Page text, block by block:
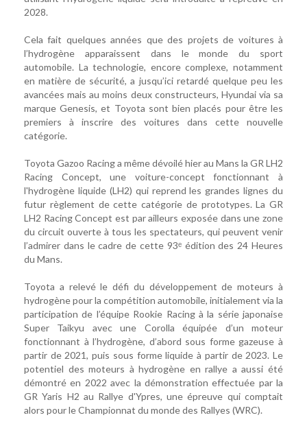
2028.
Cela fait quelques années que des projets de voitures à
l’hydrogène apparaissent dans le monde du sport
automobile. La technologie, encore complexe, notamment
en matière de sécurité, a jusqu’ici retardé quelque peu les
avancées mais au moins deux constructeurs, Hyundai via sa
marque Genesis, et Toyota sont bien placés pour être les
premiers à inscrire des voitures dans cette nouvelle
catégorie.
Toyota Gazoo Racing a même dévoilé hier au Mans la GR LH2
Racing Concept, une voiture-concept fonctionnant à
l'hydrogène liquide (LH2) qui reprend les grandes lignes du
futur règlement de cette catégorie de prototypes. La GR
LH2 Racing Concept est par ailleurs exposée dans une zone
du circuit ouverte à tous les spectateurs, qui peuvent venir
l’admirer dans le cadre de cette 93ᵉ édition des 24 Heures
du Mans.
Toyota a relevé le défi du développement de moteurs à
hydrogène pour la compétition automobile, initialement via la
participation de l’équipe Rookie Racing à la série japonaise
Super Taikyu avec une Corolla équipée d’un moteur
fonctionnant à l’hydrogène, d’abord sous forme gazeuse à
partir de 2021, puis sous forme liquide à partir de 2023. Le
potentiel des moteurs à hydrogène en rallye a aussi été
démontré en 2022 avec la démonstration effectuée par la
GR Yaris H2 au Rallye d'Ypres, une épreuve qui comptait
alors pour le Championnat du monde des Rallyes (WRC).